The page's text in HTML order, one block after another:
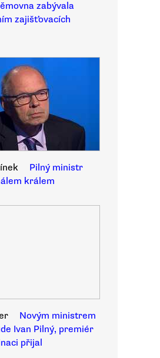
zabývala
zajišťovacích
Pilný ministr
králem
Novým ministrem
Ivan Pilný, premiér
přijal